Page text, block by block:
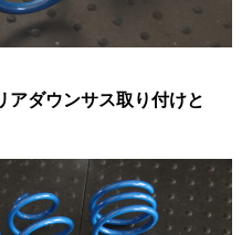
アダウンサス取り付けと